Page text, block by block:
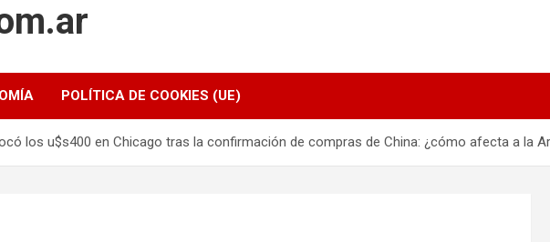
POLÍTICA DE COOKIES (UE)
los u$s400 en Chicago tras la confirmación de compras de China: ¿cómo afecta a la